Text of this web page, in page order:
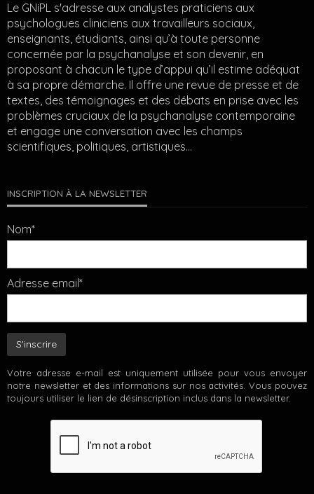
Le GNiPL s'adresse aux analystes praticiens aux
psychologues cliniciens aux travailleurs sociaux,
enseignants, étudiants, ainsi qu’à toute personne
concernée par la psychanalyse et son devenir, en
proposant à chacun le type d’appui qu’il estime adéquat
à sa propre démarche. Il offre une revue de presse et de
textes, des témoignages et des débats en prise avec les
problèmes cruciaux de la psychanalyse contemporaine
et engage une conversation avec les champs
scientifiques, politiques, artistiques…
INSCRIPTION À LA NEWSLETTER
Nom*
Adresse email*
Votre adresse e-mail est uniquement utilisée pour vous envoyer
notre newsletter et des informations sur nos activités. Vous pouvez
toujours utiliser le lien de désinscription inclus dans la newsletter.